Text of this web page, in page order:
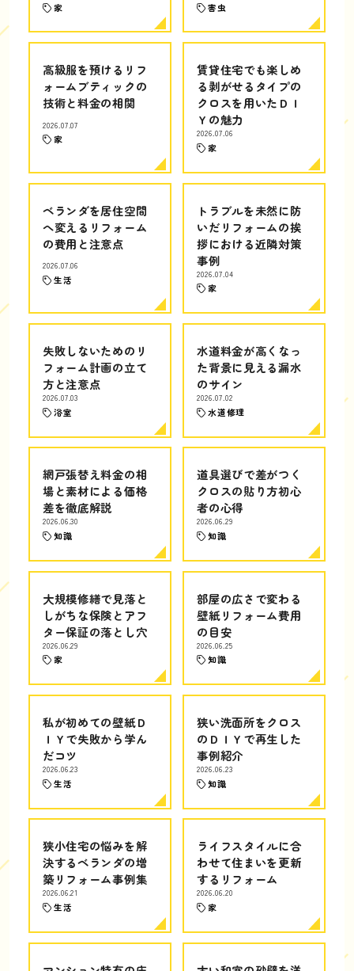
家 害虫
高級服を預けるリフ
ォームブティックの
技術と料金の相関
2026.07.07
家
賃貸住宅でも楽しめ
る剥がせるタイプの
クロスを用いたＤＩ
Ｙの魅力
2026.07.06
家
ベランダを居住空間
へ変えるリフォーム
の費用と注意点
2026.07.06
生活
トラブルを未然に防
いだリフォームの挨
拶における近隣対策
事例
2026.07.04
家
失敗しないためのリ
フォーム計画の立て
方と注意点
2026.07.03
浴室
水道料金が高くなっ
た背景に見える漏水
のサイン
2026.07.02
水道修理
網戸張替え料金の相
場と素材による価格
差を徹底解説
2026.06.30
知識
道具選びで差がつく
クロスの貼り方初心
者の心得
2026.06.29
知識
大規模修繕で見落と
しがちな保険とアフ
ター保証の落とし穴
2026.06.29
家
部屋の広さで変わる
壁紙リフォーム費用
の目安
2026.06.25
知識
私が初めての壁紙Ｄ
ＩＹで失敗から学ん
だコツ
2026.06.23
生活
狭い洗面所をクロス
のＤＩＹで再生した
事例紹介
2026.06.23
知識
狭小住宅の悩みを解
決するベランダの増
築リフォーム事例集
2026.06.21
生活
ライフスタイルに合
わせて住まいを更新
するリフォーム
2026.06.20
家